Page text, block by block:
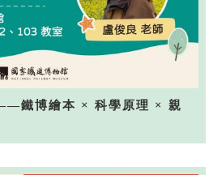
鐵博繪本 × 科學原理 × 親